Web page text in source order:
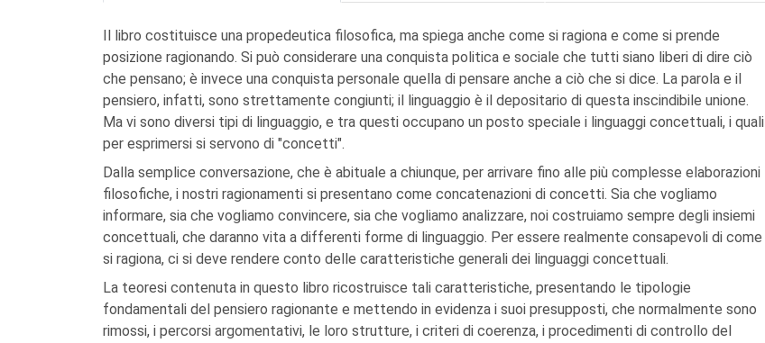
Il libro costituisce una propedeutica filosofica, ma spiega anche come si ragiona e come si prende
posizione ragionando. Si può considerare una conquista politica e sociale che tutti siano liberi di dire ciò
che pensano; è invece una conquista personale quella di pensare anche a ciò che si dice. La parola e il
pensiero, infatti, sono strettamente congiunti; il linguaggio è il depositario di questa inscindibile unione.
Ma vi sono diversi tipi di linguaggio, e tra questi occupano un posto speciale i linguaggi concettuali, i quali
per esprimersi si servono di "concetti".
Dalla semplice conversazione, che è abituale a chiunque, per arrivare fino alle più complesse elaborazioni
filosofiche, i nostri ragionamenti si presentano come concatenazioni di concetti. Sia che vogliamo
informare, sia che vogliamo convincere, sia che vogliamo analizzare, noi costruiamo sempre degli insiemi
concettuali, che daranno vita a differenti forme di linguaggio. Per essere realmente consapevoli di come
si ragiona, ci si deve rendere conto delle caratteristiche generali dei linguaggi concettuali.
La teoresi contenuta in questo libro ricostruisce tali caratteristiche, presentando le tipologie
fondamentali del pensiero ragionante e mettendo in evidenza i suoi presupposti, che normalmente sono
rimossi, i percorsi argomentativi, le loro strutture, i criteri di coerenza, i procedimenti di controllo del